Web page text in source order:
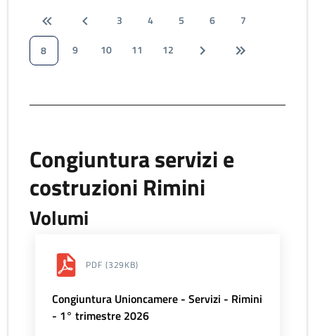
3 4 5 6
7
8
9 10 11 12
Congiuntura servizi e
costruzioni Rimini
Volumi
PDF (329KB)
Congiuntura Unioncamere - Servizi - Rimini
- 1° trimestre 2026